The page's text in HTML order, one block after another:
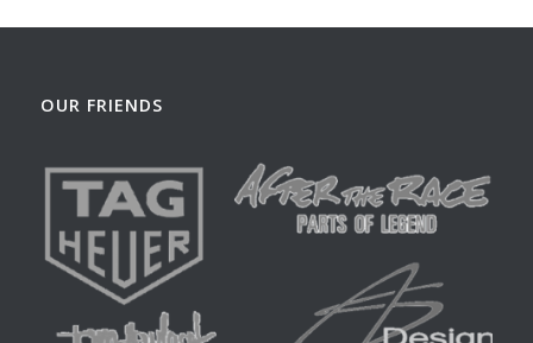
OUR FRIENDS